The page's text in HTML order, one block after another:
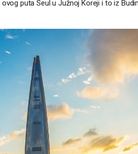
puta Seul u Južnoj Koreji i to iz